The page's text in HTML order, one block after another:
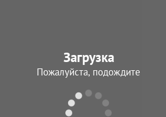
Загрузка
Пожалуйста, подождите